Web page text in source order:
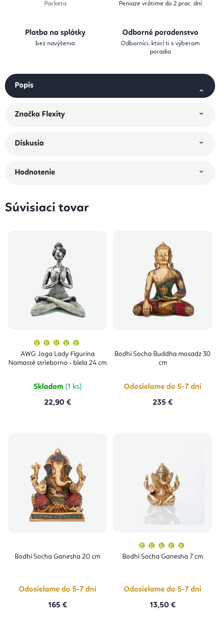
Packeta
Peniaze vrátime do 2 prac. dní
Platba na splátky
bez navýšenia
Odborné poradenstvo
Odborníci, ktorí ti s výberom
poradia
Popis
Značka Flexity
Diskusia
Hodnotenie
Súvisiaci tovar
AWG Joga Lady Figurína
Namasté strieborno - biela 24 cm
produktu
je
5,0
Skladom (1 ks)
22,90 €
Bodhi Socha Buddha mosadz 30
cm
Odosielame do 5-7 dní
235 €
Bodhi Socha Ganesha 20 cm
Odosielame do 5-7 dní
165 €
Bodhi Socha Ganesha 7 cm
produktu
je
Odosielame do 5-7 dní
13,50 €